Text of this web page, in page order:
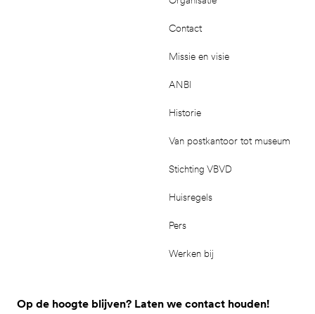
Contact
Missie en visie
ANBI
Historie
Van postkantoor tot museum
Stichting VBVD
Huisregels
Pers
Werken bij
Op de hoogte blijven? Laten we contact houden!